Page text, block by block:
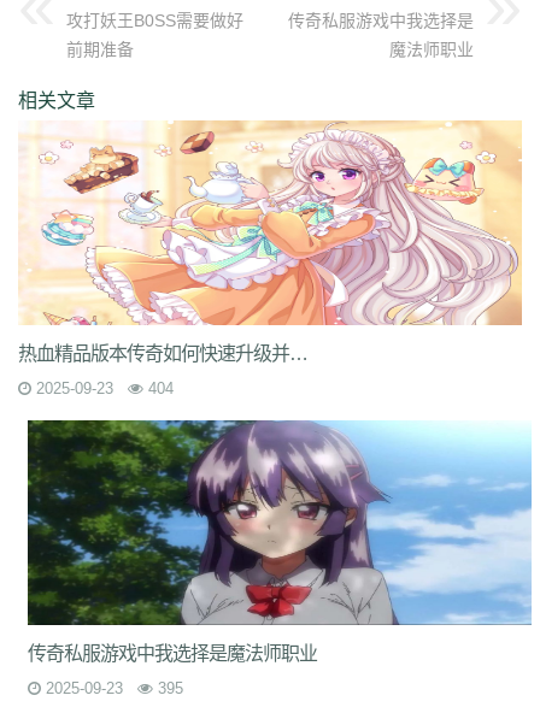
攻打妖王B0SS需要做好
前期准备
传奇私服游戏中我选择是
魔法师职业
相关文章
热血精品版本传奇如何快速升级并获取顶级装备？
2025-09-23 404
传奇私服游戏中我选择是魔法师职业
2025-09-23 395